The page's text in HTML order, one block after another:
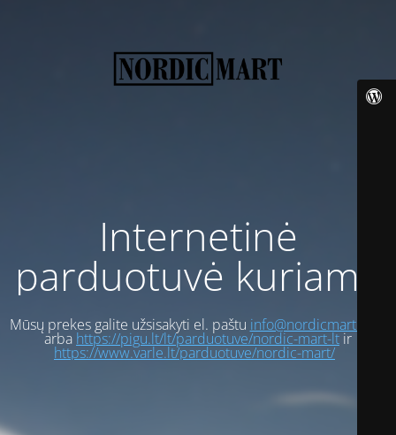
Internetinė
parduotuvė kuriama
Mūsų prekes galite užsisakyti el. paštu info@nordicmart.com
arba https://pigu.lt/lt/parduotuve/nordic-mart-ltir
https://www.varle.lt/parduotuve/nordic-mart/